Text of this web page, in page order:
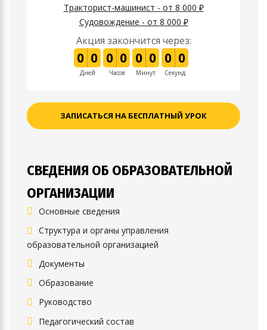
Тракторист-машинист - от 8 000 ₽
Судовождение - от 8 000 ₽
Акция закончится через:
0 0
Дней
0 0
Часов
0 0
Минут
0 0
Секунд
ЗАПИСАТЬСЯ НА БЕСПЛАТНЫЙ УРОК
СВЕДЕНИЯ ОБ ОБРАЗОВАТЕЛЬНОЙ
ОРГАНИЗАЦИИ
Основные сведения
Структура и органы управления
образовательной организацией
Документы
Образование
Руководство
Педагогический состав